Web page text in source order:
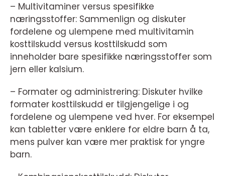
– Multivitaminer versus spesifikke
næringsstoffer: Sammenlign og diskuter
fordelene og ulempene med multivitamin
kosttilskudd versus kosttilskudd som
inneholder bare spesifikke næringsstoffer som
jern eller kalsium.
– Formater og administrering: Diskuter hvilke
formater kosttilskudd er tilgjengelige i og
fordelene og ulempene ved hver. For eksempel
kan tabletter være enklere for eldre barn å ta,
mens pulver kan være mer praktisk for yngre
barn.